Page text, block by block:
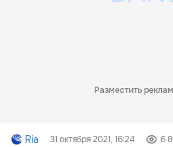
Разместить
Ria 31 октября 2021, 16:24 6